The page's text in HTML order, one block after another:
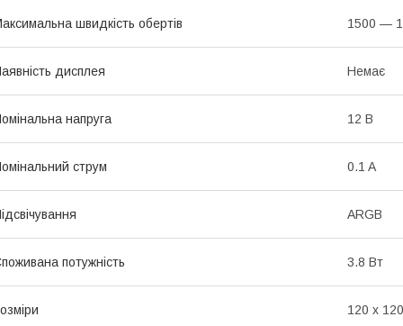
швидкість обертів 1500 —
дисплея Немає
напруга 12 В
струм 0.1 A
ARGB
потужність 3.8 Вт
120 х